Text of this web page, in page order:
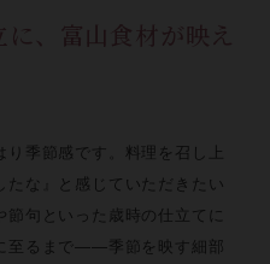
に、富山食材が映え
り季節感です。料理を召し上
たな』と感じていただきたい
句といった歳時の仕立てに
至るまで——季節を映す細部